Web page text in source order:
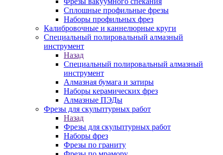
Сплошные профильные фрезы
Наборы профильных фрез
Калибровочные и каннелюрные круги
Специальный полировальный алмазный
инструмент
Назад
Специальный полировальный алмазный
инструмент
Алмазная бумага и затиры
Наборы керамических фрез
Алмазные ПЭДы
Фрезы для скульптурных работ
Назад
Фрезы для скульптурных работ
Наборы фрез
Фрезы по граниту